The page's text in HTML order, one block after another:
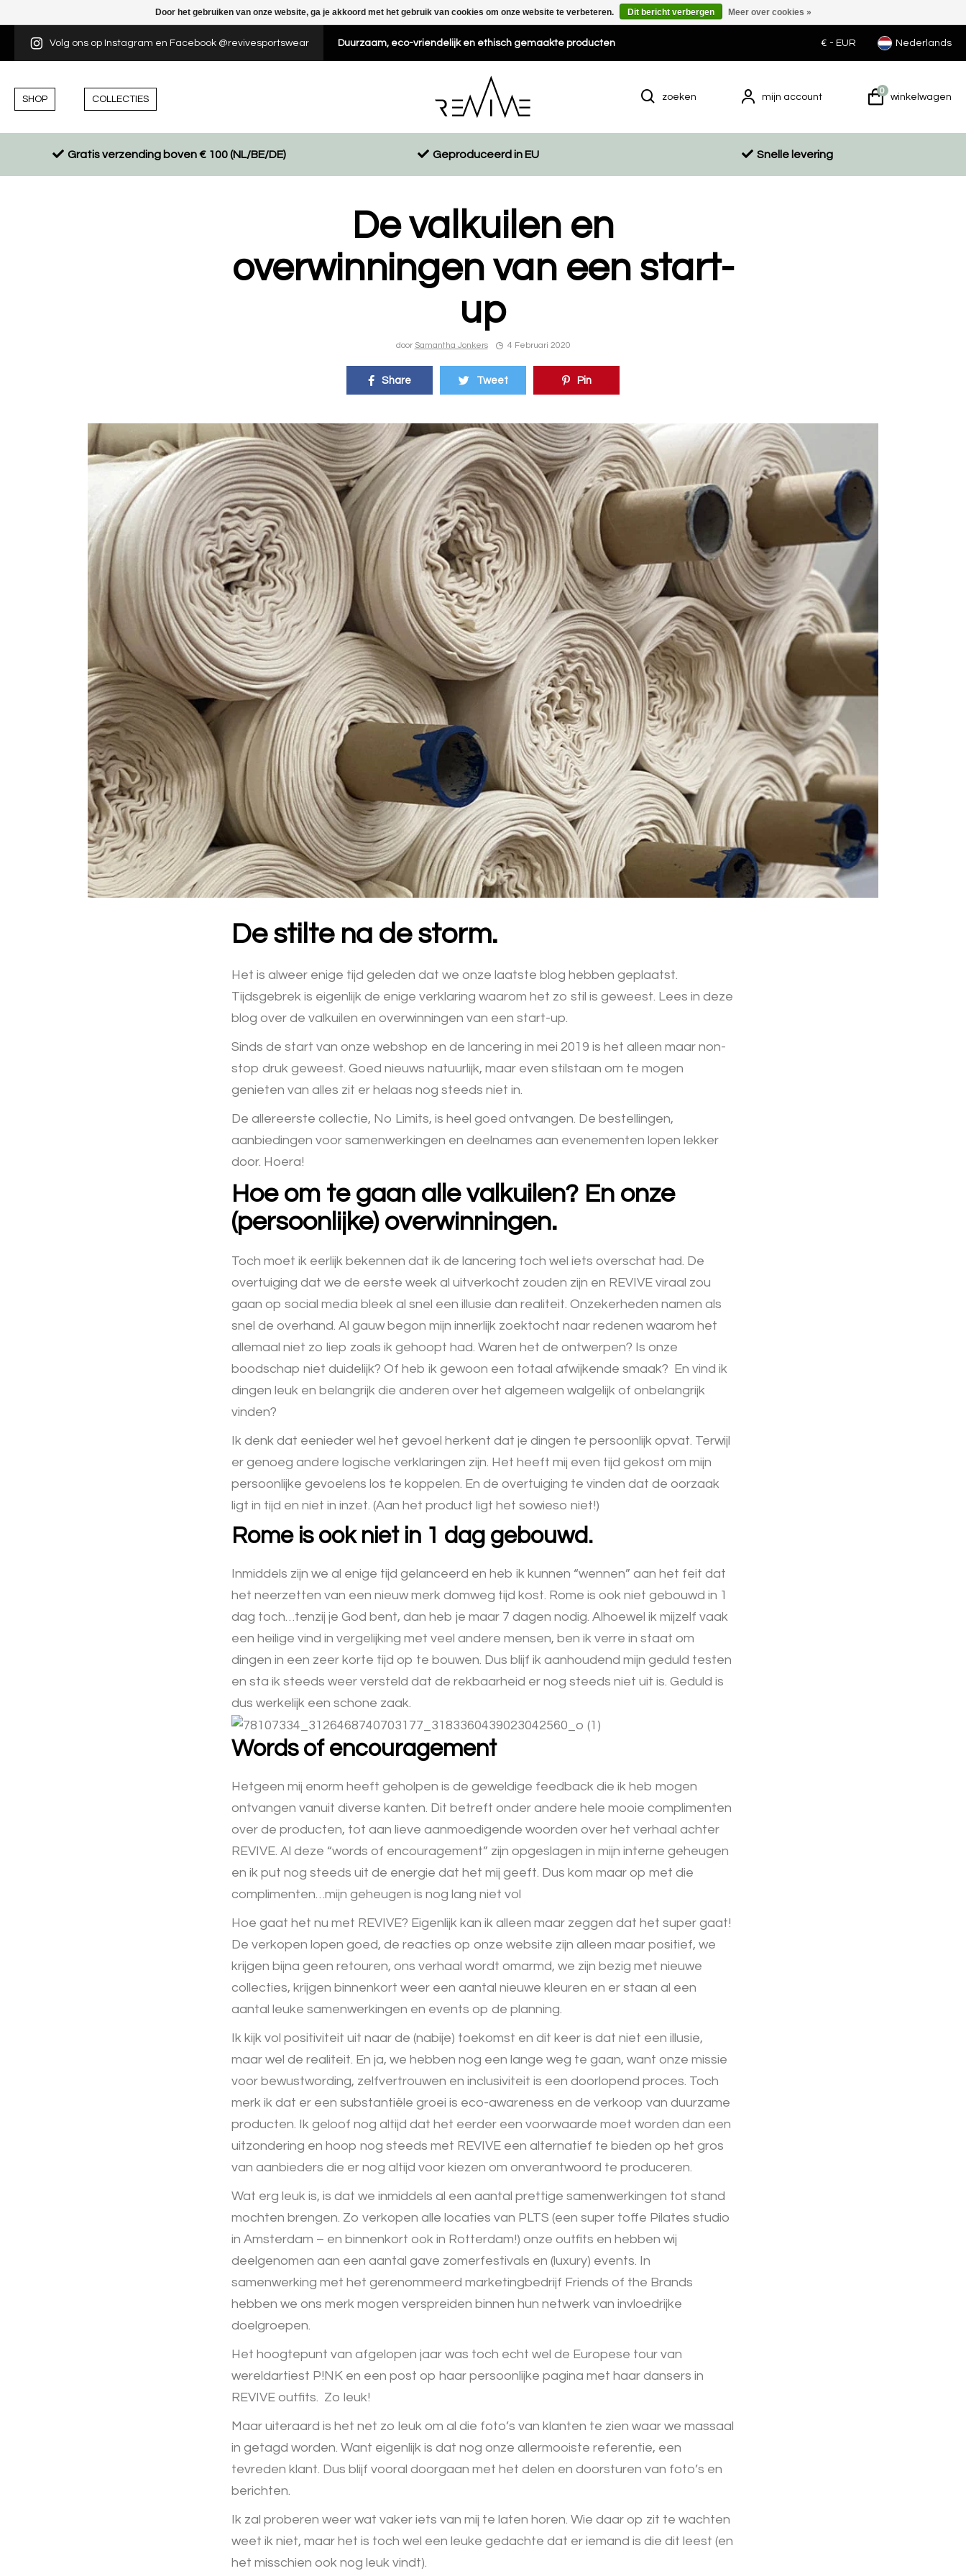
Volg ons op Instagram en Facebook @revivesportswear Duurzaam, eco-vriendelijk en ethisch gemaakte producten € - EUR Nederlands
SHOP COLLECTIES zoeken mijn account
0
winkelwagen
Gratis verzending boven € 100 (NL/BE/DE) Geproduceerd in EU Snelle levering
De valkuilen en
overwinningen van een start-
up
door Samantha Jonkers 4 Februari 2020
Share Tweet Pin
De stilte na de storm.
Het is alweer enige tijd geleden dat we onze laatste blog hebben geplaatst.
Tijdsgebrek is eigenlijk de enige verklaring waarom het zo stil is geweest. Lees in deze
blog over de valkuilen en overwinningen van een start-up.
Sinds de start van onze webshop en de lancering in mei 2019 is het alleen maar non-
stop druk geweest. Goed nieuws natuurlijk, maar even stilstaan om te mogen
genieten van alles zit er helaas nog steeds niet in.
De allereerste collectie, No Limits, is heel goed ontvangen. De bestellingen,
aanbiedingen voor samenwerkingen en deelnames aan evenementen lopen lekker
door. Hoera!
Hoe om te gaan alle valkuilen? En onze
(persoonlijke) overwinningen.
Toch moet ik eerlijk bekennen dat ik de lancering toch wel iets overschat had. De
overtuiging dat we de eerste week al uitverkocht zouden zijn en REVIVE viraal zou
gaan op social media bleek al snel een illusie dan realiteit. Onzekerheden namen als
snel de overhand. Al gauw begon mijn innerlijk zoektocht naar redenen waarom het
allemaal niet zo liep zoals ik gehoopt had. Waren het de ontwerpen? Is onze
boodschap niet duidelijk? Of heb ik gewoon een totaal afwijkende smaak? En vind ik
dingen leuk en belangrijk die anderen over het algemeen walgelijk of onbelangrijk
vinden?
Ik denk dat eenieder wel het gevoel herkent dat je dingen te persoonlijk opvat. Terwijl
er genoeg andere logische verklaringen zijn. Het heeft mij even tijd gekost om mijn
persoonlijke gevoelens los te koppelen. En de overtuiging te vinden dat de oorzaak
ligt in tijd en niet in inzet. (Aan het product ligt het sowieso niet!)
Rome is ook niet in 1 dag gebouwd.
Inmiddels zijn we al enige tijd gelanceerd en heb ik kunnen “wennen” aan het feit dat
het neerzetten van een nieuw merk domweg tijd kost. Rome is ook niet gebouwd in 1
dag toch…tenzij je God bent, dan heb je maar 7 dagen nodig. Alhoewel ik mijzelf vaak
een heilige vind in vergelijking met veel andere mensen, ben ik verre in staat om
dingen in een zeer korte tijd op te bouwen. Dus blijf ik aanhoudend mijn geduld testen
en sta ik steeds weer versteld dat de rekbaarheid er nog steeds niet uit is. Geduld is
dus werkelijk een schone zaak.
Words of encouragement
Hetgeen mij enorm heeft geholpen is de geweldige feedback die ik heb mogen
ontvangen vanuit diverse kanten. Dit betreft onder andere hele mooie complimenten
over de producten, tot aan lieve aanmoedigende woorden over het verhaal achter
REVIVE. Al deze “words of encouragement” zijn opgeslagen in mijn interne geheugen
en ik put nog steeds uit de energie dat het mij geeft. Dus kom maar op met die
complimenten…mijn geheugen is nog lang niet vol
Hoe gaat het nu met REVIVE? Eigenlijk kan ik alleen maar zeggen dat het super gaat!
De verkopen lopen goed, de reacties op onze website zijn alleen maar positief, we
krijgen bijna geen retouren, ons verhaal wordt omarmd, we zijn bezig met nieuwe
collecties, krijgen binnenkort weer een aantal nieuwe kleuren en er staan al een
aantal leuke samenwerkingen en events op de planning.
Ik kijk vol positiviteit uit naar de (nabije) toekomst en dit keer is dat niet een illusie,
maar wel de realiteit. En ja, we hebben nog een lange weg te gaan, want onze missie
voor bewustwording, zelfvertrouwen en inclusiviteit is een doorlopend proces. Toch
merk ik dat er een substantiële groei is eco-awareness en de verkoop van duurzame
producten. Ik geloof nog altijd dat het eerder een voorwaarde moet worden dan een
uitzondering en hoop nog steeds met REVIVE een alternatief te bieden op het gros
van aanbieders die er nog altijd voor kiezen om onverantwoord te produceren.
Wat erg leuk is, is dat we inmiddels al een aantal prettige samenwerkingen tot stand
mochten brengen. Zo verkopen alle locaties van PLTS (een super toffe Pilates studio
in Amsterdam – en binnenkort ook in Rotterdam!) onze outfits en hebben wij
deelgenomen aan een aantal gave zomerfestivals en (luxury) events. In
samenwerking met het gerenommeerd marketingbedrijf Friends of the Brands
hebben we ons merk mogen verspreiden binnen hun netwerk van invloedrijke
doelgroepen.
Het hoogtepunt van afgelopen jaar was toch echt wel de Europese tour van
wereldartiest P!NK en een post op haar persoonlijke pagina met haar dansers in
REVIVE outfits. Zo leuk!
Maar uiteraard is het net zo leuk om al die foto’s van klanten te zien waar we massaal
in getagd worden. Want eigenlijk is dat nog onze allermooiste referentie, een
tevreden klant. Dus blijf vooral doorgaan met het delen en doorsturen van foto’s en
berichten.
Ik zal proberen weer wat vaker iets van mij te laten horen. Wie daar op zit te wachten
weet ik niet, maar het is toch wel een leuke gedachte dat er iemand is die dit leest (en
het misschien ook nog leuk vindt).
Door het gebruiken van onze website, ga je akkoord met het gebruik van cookies om onze website te verbeteren. Dit bericht verbergen Meer over cookies »